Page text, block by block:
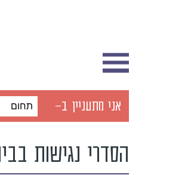
אני מתעניין ב- תחום
הסדרי נגישות